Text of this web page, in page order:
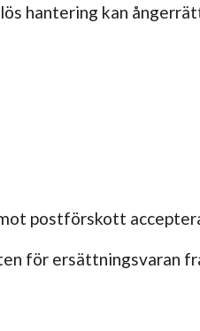
hantering kan
postförskott
för ersättningsvaran